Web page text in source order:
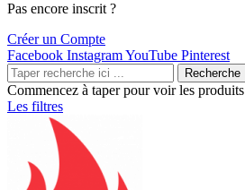
Pas encore inscrit ?
Créer un Compte
Facebook InstagramYouTube Pinterest
Recherche
Commencez à taper pour voir les
Les filtres